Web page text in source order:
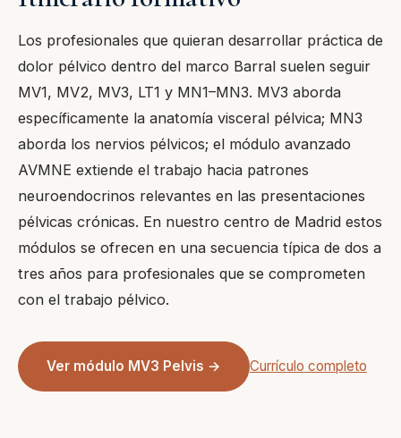
Los profesionales que quieran desarrollar práctica de
dolor pélvico dentro del marco Barral suelen seguir
MV1, MV2, MV3, LT1 y MN1–MN3. MV3 aborda
específicamente la anatomía visceral pélvica; MN3
aborda los nervios pélvicos; el módulo avanzado
AVMNE extiende el trabajo hacia patrones
neuroendocrinos relevantes en las presentaciones
pélvicas crónicas. En nuestro centro de Madrid estos
módulos se ofrecen en una secuencia típica de dos a
tres años para profesionales que se comprometen
con el trabajo pélvico.
Ver módulo MV3 Pelvis → Currículo completo